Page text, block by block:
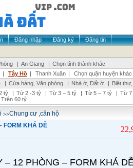
Đăng nhập Đăng ký
Đăng tin
| An Giang | Chọn tỉnh thành khác
| Tây Hồ | Thanh Xuân |
Chọn quận huyện khác
| Cửa hàng, Văn phòng | Nhà ở, Đất ở | Biệt
tỷ | Từ 2 -3 tỷ | Từ 3 – 5 tỷ | Từ 5 – 7 tỷ | Từ 7
Trên 60 tỷ
>>Chung cư ,căn hộ
FORM KHÁ DỄ
– 12 PHÒNG – FORM KHÁ